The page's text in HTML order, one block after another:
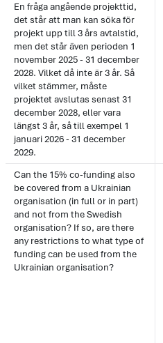
En fråga angående projekttid,
det står att man kan söka för
projekt upp till 3 års avtalstid,
men det står även perioden 1
november 2025 - 31 december
2028. Vilket då inte är 3 år. Så
vilket stämmer, måste
projektet avslutas senast 31
december 2028, eller vara
längst 3 år, så till exempel 1
januari 2026 - 31 december
2029.
Can the 15% co-funding also
be covered from a Ukrainian
organisation (in full or in part)
and not from the Swedish
organisation? If so, are there
any restrictions to what type of
funding can be used from the
Ukrainian organisation?